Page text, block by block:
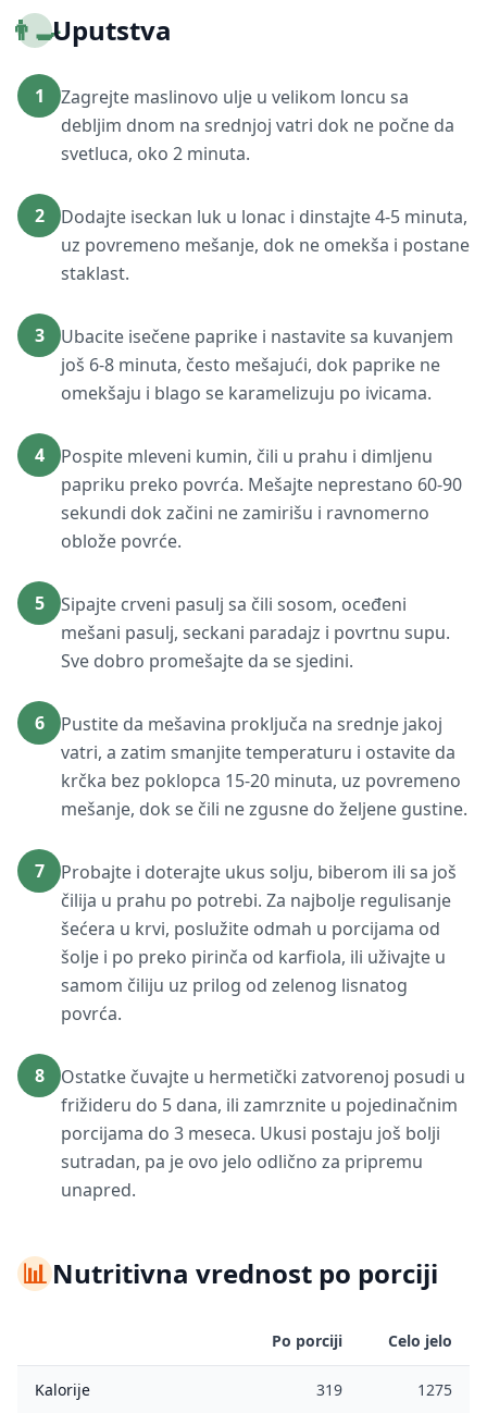
👨‍🍳Uputstva
1
Zagrejte maslinovo ulje u velikom loncu sa
debljim dnom na srednjoj vatri dok ne počne da
svetluca, oko 2 minuta.
2
Dodajte iseckan luk u lonac i dinstajte 4-5 minuta,
uz povremeno mešanje, dok ne omekša i postane
staklast.
3
Ubacite isečene paprike i nastavite sa kuvanjem
još 6-8 minuta, često mešajući, dok paprike ne
omekšaju i blago se karamelizuju po ivicama.
4
Pospite mleveni kumin, čili u prahu i dimljenu
papriku preko povrća. Mešajte neprestano 60-90
sekundi dok začini ne zamirišu i ravnomerno
oblože povrće.
5
Sipajte crveni pasulj sa čili sosom, oceđeni
mešani pasulj, seckani paradajz i povrtnu supu.
Sve dobro promešajte da se sjedini.
6
Pustite da mešavina proključa na srednje jakoj
vatri, a zatim smanjite temperaturu i ostavite da
krčka bez poklopca 15-20 minuta, uz povremeno
mešanje, dok se čili ne zgusne do željene gustine.
7
Probajte i doterajte ukus solju, biberom ili sa još
čilija u prahu po potrebi. Za najbolje regulisanje
šećera u krvi, poslužite odmah u porcijama od
šolje i po preko pirinča od karfiola, ili uživajte u
samom čiliju uz prilog od zelenog lisnatog
povrća.
8
Ostatke čuvajte u hermetički zatvorenoj posudi u
frižideru do 5 dana, ili zamrznite u pojedinačnim
porcijama do 3 meseca. Ukusi postaju još bolji
sutradan, pa je ovo jelo odlično za pripremu
unapred.
📊Nutritivna vrednost po porciji
Po porciji Celo jelo
Kalorije 319 1275